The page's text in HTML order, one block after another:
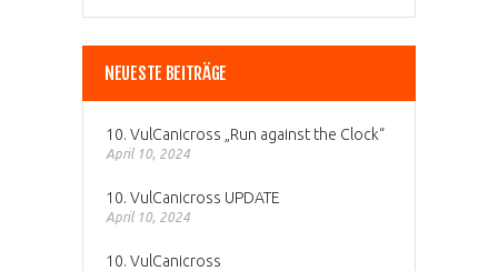
NEUESTE BEITRÄGE
10. VulCanicross „Run against the Clock“
April 10, 2024
10. VulCanicross UPDATE
April 10, 2024
10. VulCanicross